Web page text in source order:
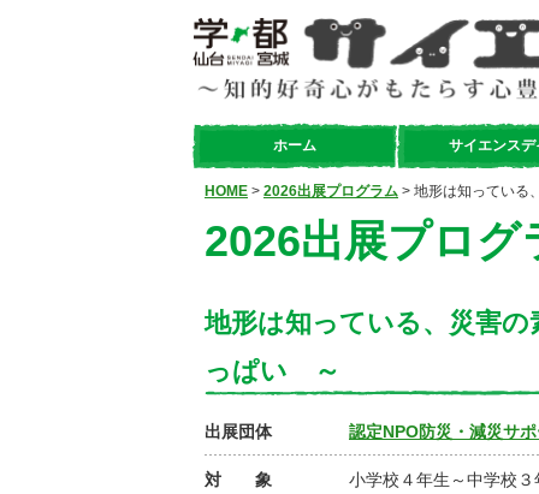
ホーム サイエンスデ
HOME > 2026出展プログラム > 地形は知っている
2026出展プログ
地形は知っている、災害
っぱい ～
出展団体 認定NPO防災・減災サ
対 象 小学校４年生～中学校３